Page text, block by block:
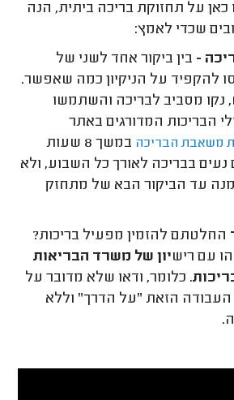
על תחזוקת בריכה ביתית, הנה
שכדי לאמץ:
- בין ביקור אחד לשני של
להקפיד על הניקיון כמה שאפשר.
נקו מסביב לבריכה והשתמשו
הבריכות המדורגים באתר
משאבת הבריכה
במשך 8 שעות
נעים בבריכה לאורך כל השבוע, ולא
עד הביקור הבא של מתחזק
החלטתם להזמין מפעיל בריכות?
עם רישיון של משרד הבריאות
. כלומר, ודאו שלא מדובר על
הזאת "על הדרך" וללא